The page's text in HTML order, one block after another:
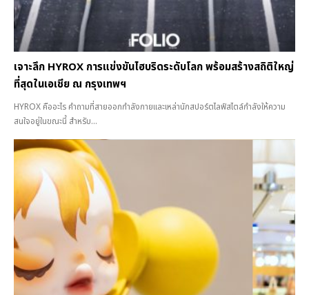
เจาะลึก HYROX การแข่งขันไฮบริดระดับโลก พร้อมสร้างสถิติใหญ่
ที่สุดในเอเชีย ณ กรุงเทพฯ
HYROX คืออะไร คำถามที่สายออกกำลังกายและเหล่านักสปอร์ตไลฟ์สไตล์กำลังให้ความ
สนใจอยู่ในขณะนี้ สำหรับ...